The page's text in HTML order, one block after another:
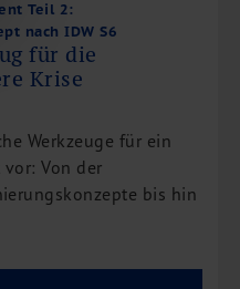
Teil 2:
nach IDW S6
für die
Krise
Werkzeuge für ein
Von der
bis hin